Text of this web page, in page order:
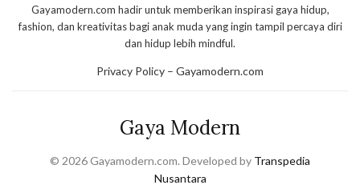
Gayamodern.com hadir untuk memberikan inspirasi gaya hidup,
fashion, dan kreativitas bagi anak muda yang ingin tampil percaya diri
dan hidup lebih mindful.
Privacy Policy – Gayamodern.com
Gaya Modern
© 2026 Gayamodern.com. Developed by Transpedia
Nusantara